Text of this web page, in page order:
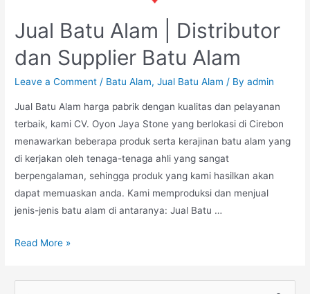
Jual Batu Alam | Distributor
dan Supplier Batu Alam
Leave a Comment / Batu Alam,Jual Batu Alam / Byadmin
Jual Batu Alam harga pabrik dengan kualitas dan pelayanan
terbaik, kami CV. Oyon Jaya Stone yang berlokasi di Cirebon
menawarkan beberapa produk serta kerajinan batu alam yang
di kerjakan oleh tenaga-tenaga ahli yang sangat
berpengalaman, sehingga produk yang kami hasilkan akan
dapat memuaskan anda. Kami memproduksi dan menjual
jenis-jenis batu alam di antaranya: Jual Batu …
Jual
Read More »